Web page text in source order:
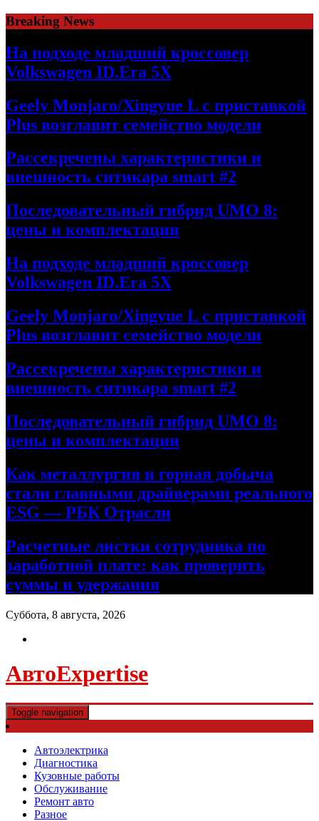
Skip
to
content
Breaking News
На подходе младший кроссовер
Volkswagen ID.Era 5X
Geely Monjaro/Xingyue L с приставкой
Plus возглавит семейство модели
Рассекречены характеристики и
внешность ситикара smart #2
Последовательный гибрид UMO 8:
цены и комплектации
На подходе младший кроссовер
Volkswagen ID.Era 5X
Geely Monjaro/Xingyue L с приставкой
Plus возглавит семейство модели
Рассекречены характеристики и
внешность ситикара smart #2
Последовательный гибрид UMO 8:
цены и комплектации
Как металлургия и горная добыча
стали главными драйверами реального
ESG — РБК Отрасли
Расчетные листки сотрудника по
заработной плате: как проверить
суммы и удержания
Суббота, 8 августа, 2026
АвтоExpertise
Toggle navigation
Автоэлектрика
Диагностика
Кузовные работы
Обслуживание
Ремонт авто
Разное